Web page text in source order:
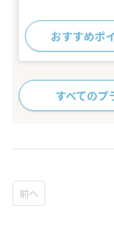
おすすめポ
すべてのプ